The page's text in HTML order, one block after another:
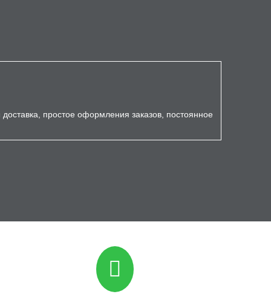
простое оформления заказов, постоянное